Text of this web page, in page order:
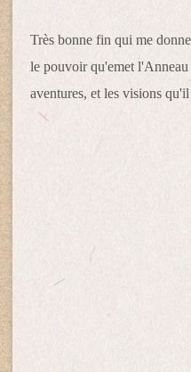
Très bonne fin qui me
le pouvoir qu'emet
aventures, et les visions